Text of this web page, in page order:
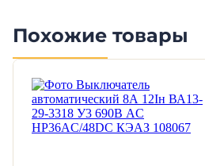
Похожие товары